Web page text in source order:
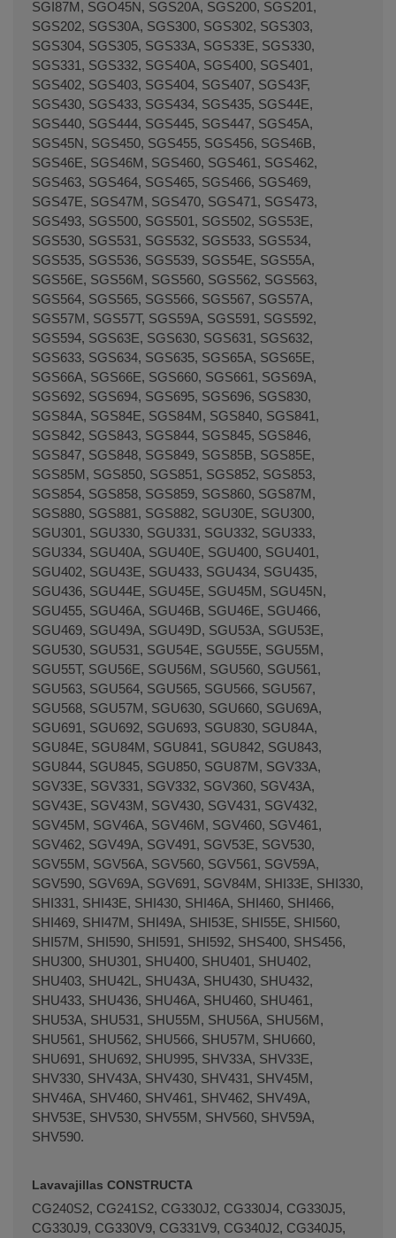
SGI87M, SGO45N, SGS20A, SGS200, SGS201,
SGS202, SGS30A, SGS300, SGS302, SGS303,
SGS304, SGS305, SGS33A, SGS33E, SGS330,
SGS331, SGS332, SGS40A, SGS400, SGS401,
SGS402, SGS403, SGS404, SGS407, SGS43F,
SGS430, SGS433, SGS434, SGS435, SGS44E,
SGS440, SGS444, SGS445, SGS447, SGS45A,
SGS45N, SGS450, SGS455, SGS456, SGS46B,
SGS46E, SGS46M, SGS460, SGS461, SGS462,
SGS463, SGS464, SGS465, SGS466, SGS469,
SGS47E, SGS47M, SGS470, SGS471, SGS473,
SGS493, SGS500, SGS501, SGS502, SGS53E,
SGS530, SGS531, SGS532, SGS533, SGS534,
SGS535, SGS536, SGS539, SGS54E, SGS55A,
SGS56E, SGS56M, SGS560, SGS562, SGS563,
SGS564, SGS565, SGS566, SGS567, SGS57A,
SGS57M, SGS57T, SGS59A, SGS591, SGS592,
SGS594, SGS63E, SGS630, SGS631, SGS632,
SGS633, SGS634, SGS635, SGS65A, SGS65E,
SGS66A, SGS66E, SGS660, SGS661, SGS69A,
SGS692, SGS694, SGS695, SGS696, SGS830,
SGS84A, SGS84E, SGS84M, SGS840, SGS841,
SGS842, SGS843, SGS844, SGS845, SGS846,
SGS847, SGS848, SGS849, SGS85B, SGS85E,
SGS85M, SGS850, SGS851, SGS852, SGS853,
SGS854, SGS858, SGS859, SGS860, SGS87M,
SGS880, SGS881, SGS882, SGU30E, SGU300,
SGU301, SGU330, SGU331, SGU332, SGU333,
SGU334, SGU40A, SGU40E, SGU400, SGU401,
SGU402, SGU43E, SGU433, SGU434, SGU435,
SGU436, SGU44E, SGU45E, SGU45M, SGU45N,
SGU455, SGU46A, SGU46B, SGU46E, SGU466,
SGU469, SGU49A, SGU49D, SGU53A, SGU53E,
SGU530, SGU531, SGU54E, SGU55E, SGU55M,
SGU55T, SGU56E, SGU56M, SGU560, SGU561,
SGU563, SGU564, SGU565, SGU566, SGU567,
SGU568, SGU57M, SGU630, SGU660, SGU69A,
SGU691, SGU692, SGU693, SGU830, SGU84A,
SGU84E, SGU84M, SGU841, SGU842, SGU843,
SGU844, SGU845, SGU850, SGU87M, SGV33A,
SGV33E, SGV331, SGV332, SGV360, SGV43A,
SGV43E, SGV43M, SGV430, SGV431, SGV432,
SGV45M, SGV46A, SGV46M, SGV460, SGV461,
SGV462, SGV49A, SGV491, SGV53E, SGV530,
SGV55M, SGV56A, SGV560, SGV561, SGV59A,
SGV590, SGV69A, SGV691, SGV84M, SHI33E, SHI330,
SHI331, SHI43E, SHI430, SHI46A, SHI460, SHI466,
SHI469, SHI47M, SHI49A, SHI53E, SHI55E, SHI560,
SHI57M, SHI590, SHI591, SHI592, SHS400, SHS456,
SHU300, SHU301, SHU400, SHU401, SHU402,
SHU403, SHU42L, SHU43A, SHU430, SHU432,
SHU433, SHU436, SHU46A, SHU460, SHU461,
SHU53A, SHU531, SHU55M, SHU56A, SHU56M,
SHU561, SHU562, SHU566, SHU57M, SHU660,
SHU691, SHU692, SHU995, SHV33A, SHV33E,
SHV330, SHV43A, SHV430, SHV431, SHV45M,
SHV46A, SHV460, SHV461, SHV462, SHV49A,
SHV53E, SHV530, SHV55M, SHV560, SHV59A,
SHV590.
Lavavajillas CONSTRUCTA
CG240S2, CG241S2, CG330J2, CG330J4, CG330J5,
CG330J9, CG330V9, CG331V9, CG340J2, CG340J5,
Terminal de consulta○ Motor activo -Soportes
para platos lavavajillas BALAY BOSCH SIEMENS
(00357872)